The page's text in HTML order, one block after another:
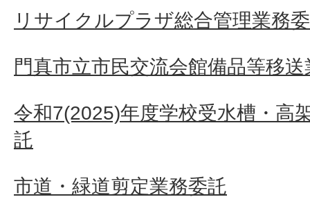
リサイクルプラザ総合管理業務
門真市立市民交流会館備品等移
令和7(2025)年度学校受水槽・高
託
市道・緑道剪定業務委託